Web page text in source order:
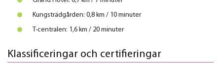
Kungsträdgården: 0,8 km / 10 minuter
T-centralen: 1,6 km / 20 minuter
Klassificeringar och certifieringar